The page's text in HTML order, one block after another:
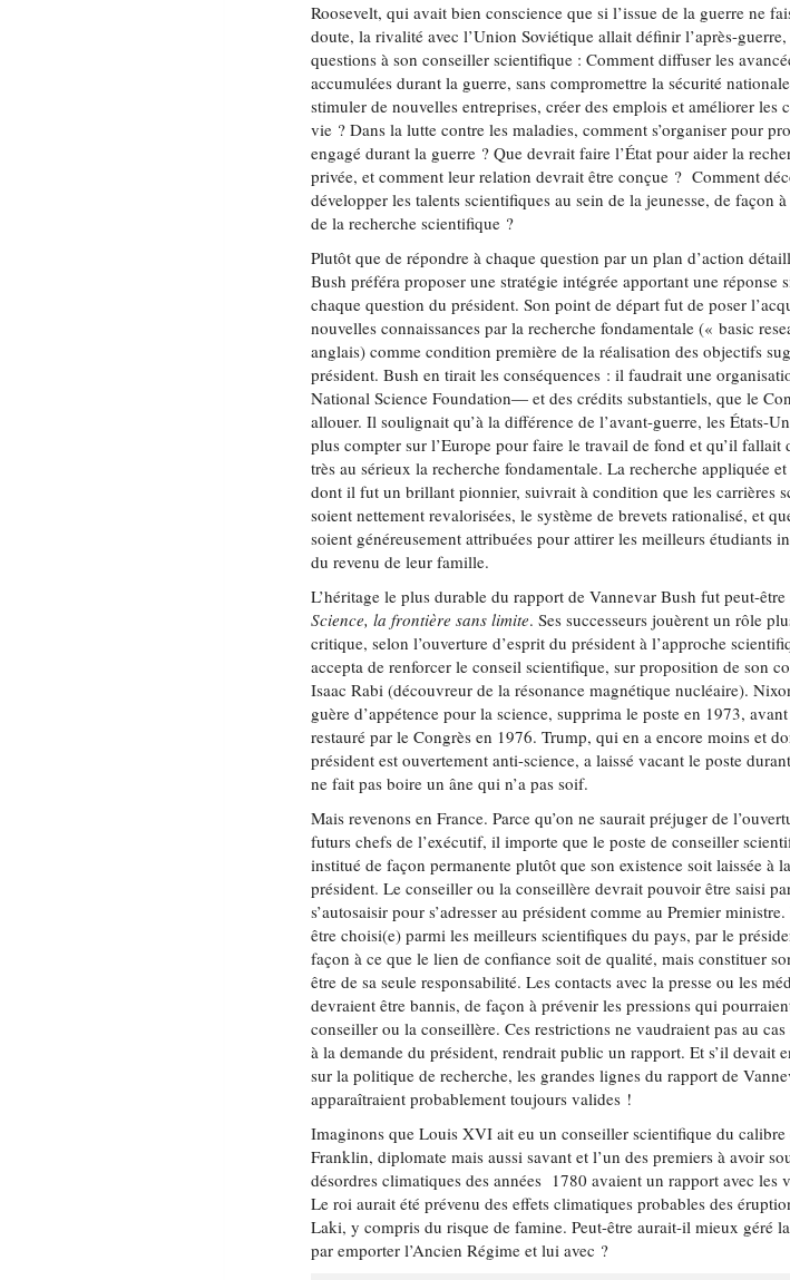
Roosevelt, qui avait bien conscience que si l’issue de la guerre ne
doute, la rivalité avec l’Union Soviétique allait définir l’après-
questions à son conseiller scientifique : Comment diffuser les
accumulées durant la guerre, sans compromettre la sécurité
stimuler de nouvelles entreprises, créer des emplois et améliorer les
vie ? Dans la lutte contre les maladies, comment s’organiser pour
engagé durant la guerre ? Que devrait faire l’État pour aider la
privée, et comment leur relation devrait être conçue ? Comment
développer les talents scientifiques au sein de la jeunesse, de façon
de la recherche scientifique ?
Plutôt que de répondre à chaque question par un plan d’action
Bush préféra proposer une stratégie intégrée apportant une réponse
chaque question du président. Son point de départ fut de poser
nouvelles connaissances par la recherche fondamentale (« basic
anglais) comme condition première de la réalisation des objectifs
président. Bush en tirait les conséquences : il faudrait une
National Science Foundation— et des crédits substantiels, que le
allouer. Il soulignait qu’à la différence de l’avant-guerre, les États-
plus compter sur l’Europe pour faire le travail de fond et qu’il fallait
très au sérieux la recherche fondamentale. La recherche appliquée
dont il fut un brillant pionnier, suivrait à condition que les carrières
soient nettement revalorisées, le système de brevets rationalisé, et
soient généreusement attribuées pour attirer les meilleurs étudiants
du revenu de leur famille.
L’héritage le plus durable du rapport de Vannevar Bush fut peut-
Science, la frontière sans limite. Ses successeurs jouèrent un rôle
critique, selon l’ouverture d’esprit du président à l’approche
accepta de renforcer le conseil scientifique, sur proposition de son
Isaac Rabi (découvreur de la résonance magnétique nucléaire).
guère d’appétence pour la science, supprima le poste en 1973,
restauré par le Congrès en 1976. Trump, qui en a encore moins et
président est ouvertement anti-science, a laissé vacant le poste
ne fait pas boire un âne qui n’a pas soif.
Mais revenons en France. Parce qu’on ne saurait préjuger de
futurs chefs de l’exécutif, il importe que le poste de conseiller
institué de façon permanente plutôt que son existence soit laissée à
président. Le conseiller ou la conseillère devrait pouvoir être saisi
s’autosaisir pour s’adresser au président comme au Premier
être choisi(e) parmi les meilleurs scientifiques du pays, par le
façon à ce que le lien de confiance soit de qualité, mais constituer
être de sa seule responsabilité. Les contacts avec la presse ou les
devraient être bannis, de façon à prévenir les pressions qui
conseiller ou la conseillère. Ces restrictions ne vaudraient pas au
à la demande du président, rendrait public un rapport. Et s’il devait
sur la politique de recherche, les grandes lignes du rapport de
apparaîtraient probablement toujours valides !
Imaginons que Louis XVI ait eu un conseiller scientifique du calibre
Franklin, diplomate mais aussi savant et l’un des premiers à avoir
désordres climatiques des années 1780 avaient un rapport avec les
Le roi aurait été prévenu des effets climatiques probables des
Laki, y compris du risque de famine. Peut-être aurait-il mieux géré
par emporter l’Ancien Régime et lui avec ?